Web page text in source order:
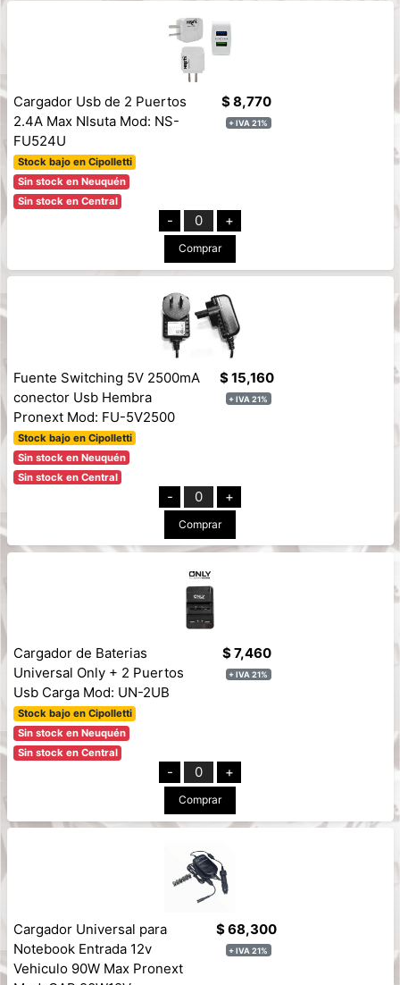
Cargador Usb de 2 Puertos
2.4A Max NIsuta Mod: NS-
FU524U
Stock bajo en Cipolletti
Sin stock en Neuquén
Sin stock en Central
$ 8,770
+ IVA 21%
- 0 +
Comprar
Fuente Switching 5V 2500mA
conector Usb Hembra
Pronext Mod: FU-5V2500
Stock bajo en Cipolletti
Sin stock en Neuquén
Sin stock en Central
$ 15,160
+ IVA 21%
- 0 +
Comprar
Cargador de Baterias
Universal Only + 2 Puertos
Usb Carga Mod: UN-2UB
Stock bajo en Cipolletti
Sin stock en Neuquén
Sin stock en Central
$ 7,460
+ IVA 21%
- 0 +
Comprar
Cargador Universal para
Notebook Entrada 12v
Vehiculo 90W Max Pronext
$ 68,300
+ IVA 21%